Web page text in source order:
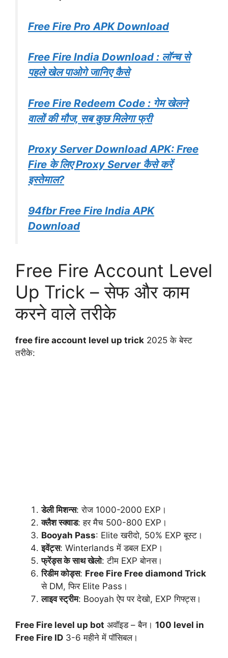
Free Fire Pro APK Download
Free Fire India Download : लॉन्च से
पहले खेल पाओगे जानिए कैसे
Free Fire Redeem Code : गेम खेलने
वालों की मौज, सब कुछ मिलेगा फ्री
Proxy Server Download APK: Free
Fire के लिए Proxy Server कैसे करें
इस्तेमाल?
94fbr Free Fire India APK
Download
Free Fire Account Level
Up Trick – सेफ और काम
करने वाले तरीके
free fire account level up trick 2025 के बेस्ट
तरीके:
डेली मिशन्स: रोज 1000-2000 EXP।
क्लैश स्क्वाड: हर मैच 500-800 EXP।
Booyah Pass: Elite खरीदो, 50% EXP बूस्ट।
इवेंट्स: Winterlands में डबल EXP।
फ्रेंड्स के साथ खेलो: टीम EXP बोनस।
रिडीम कोड्स: Free Fire Free diamond Trick
से DM, फिर Elite Pass।
लाइव स्ट्रीम: Booyah ऐप पर देखो, EXP गिफ्ट्स।
Free Fire level up bot अवॉइड – बैन। 100 level in
Free Fire ID 3-6 महीने में पॉसिबल।